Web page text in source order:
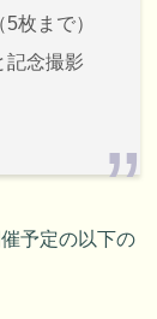
枚まで）
記念撮影
予定の以下の